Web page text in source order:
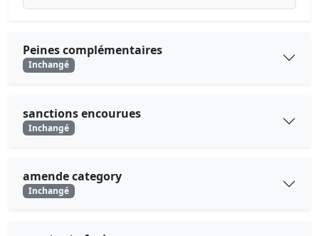
Peines complémentaires
Inchangé
sanctions encourues
Inchangé
amende category
Inchangé